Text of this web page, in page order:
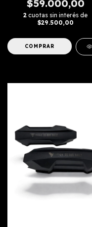
$59.000,00
2 cuotas sin interés de
$29.500,00